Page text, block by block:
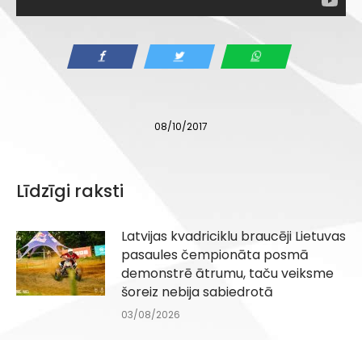
08/10/2017
Līdzīgi raksti
Latvijas kvadriciklu braucēji Lietuvas
pasaules čempionāta posmā
demonstrē ātrumu, taču veiksme
šoreiz nebija sabiedrotā
03/08/2026